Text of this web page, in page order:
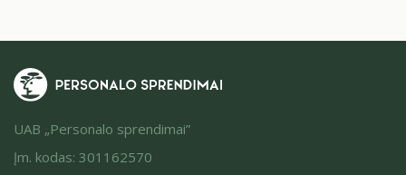
UAB „Personalo sprendimai”
Įm. kodas: 301162570